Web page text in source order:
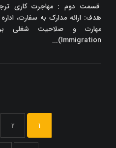
قسمت دوم : مهاجرت کاری
هدف: ارائه مدارک به سفارت، اداره
Immigration)...
۱ ۲